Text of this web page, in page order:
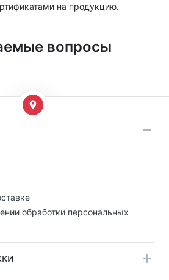
на продукцию.
вопросы
обработки персональных